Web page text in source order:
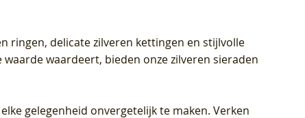
ringen, delicate zilveren kettingen en stijlvolle
waardeert, bieden onze zilveren sieraden
gelegenheid onvergetelijk te maken. Verken